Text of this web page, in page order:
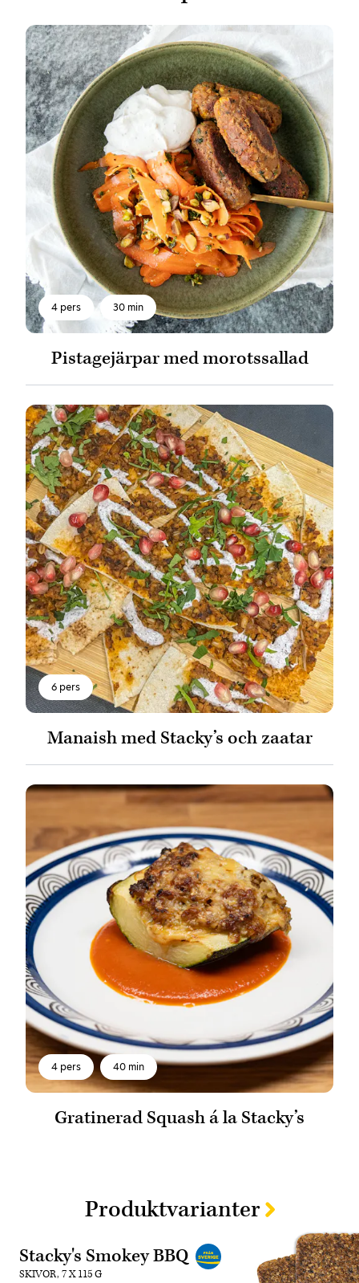
4 pers 30 min
Pistagejärpar med morotssallad
6 pers
Manaish med Stacky’s och zaatar
4 pers 40 min
Gratinerad Squash á la Stacky’s
Produktvarianter
Stacky's Smokey BBQ
SKIVOR, 7 X 115 G